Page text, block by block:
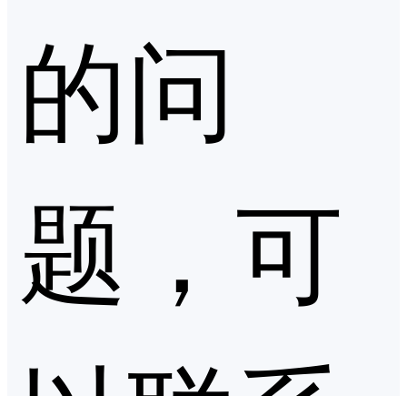
的问
题，可